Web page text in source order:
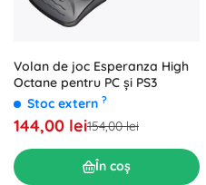
Volan de joc Esperanza High
Octane pentru PC și PS3
Stoc extern ?
144,00 lei154,00 lei
În coș